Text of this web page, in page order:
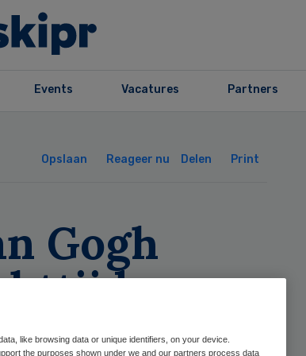
Events Vacatures Partners
Opslaan Reageer nu Delen Print
Gogh
like browsing data or unique identifiers, on your device.
the purposes shown under we and our partners process data